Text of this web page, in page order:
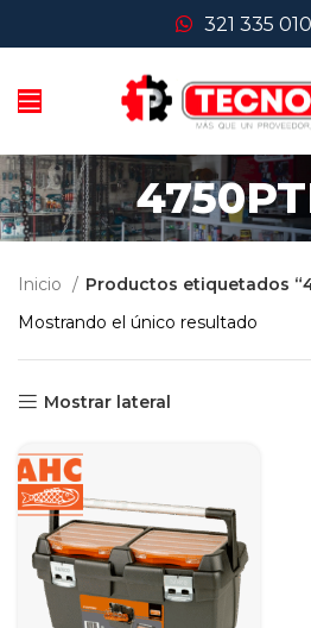
321 335
Inicio
Productos etiquetados
Mostrando el único resultado
Mostrar lateral